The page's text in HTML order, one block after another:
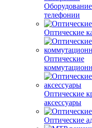
телефонии
Оптические
Оптические
Оптические
аксессуары
Оптические